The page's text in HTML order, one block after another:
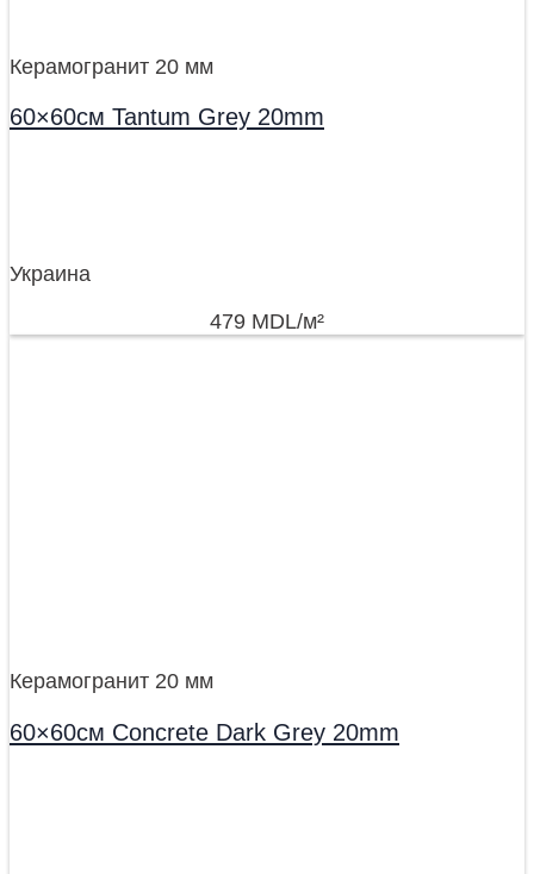
Керамогранит 20 мм
60×60см Tantum Grey 20mm
Украина
479 MDL/м²
Керамогранит 20 мм
60×60см Concrete Dark Grey 20mm